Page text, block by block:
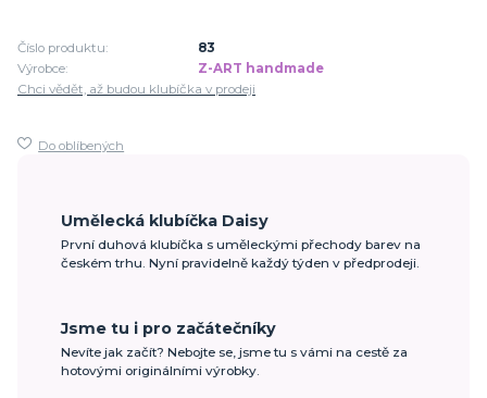
Číslo produktu:
83
Výrobce:
Z-ART handmade
Chci vědět, až budou klubíčka v prodeji
Do oblíbených
Umělecká klubíčka Daisy
První duhová klubíčka s uměleckými přechody barev na
českém trhu. Nyní pravidelně každý týden v předprodeji.
Jsme tu i pro začátečníky
Nevíte jak začít? Nebojte se, jsme tu s vámi na cestě za
hotovými originálními výrobky.